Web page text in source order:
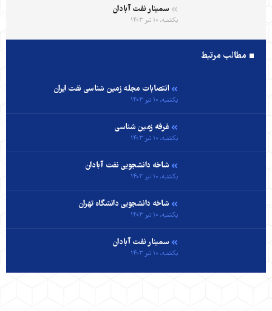
سمینار نفت آبادان
یکشنبه، ۱۰ تیر ۱۴۰۳
مطالب مرتبط
انتصابات مجله زمین شناسی نفت ایران
یکشنبه، ۱۰ تیر ۱۴۰۳
غرفه زمین شناسی
یکشنبه، ۱۰ تیر ۱۴۰۳
شاخه دانشجویی نفت آبادان
یکشنبه، ۱۰ تیر ۱۴۰۳
شاخه دانشجویی دانشگاه تهران
یکشنبه، ۱۰ تیر ۱۴۰۳
سمینار نفت آبادان
یکشنبه، ۱۰ تیر ۱۴۰۳